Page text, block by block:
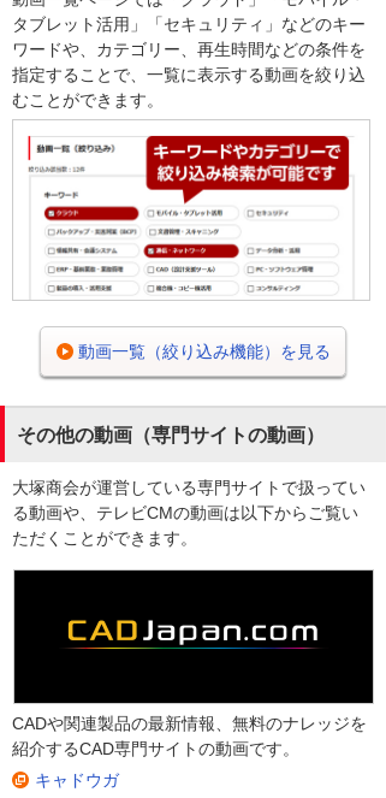
タブレット活用」「セキュリティ」などのキー
ワードや、カテゴリー、再生時間などの条件を
指定することで、一覧に表示する動画を絞り込
むことができます。
動画一覧（絞り込み機能）を見る
その他の動画（専門サイトの動画）
大塚商会が運営している専門サイトで扱ってい
る動画や、テレビCMの動画は以下からご覧い
ただくことができます。
CADや関連製品の最新情報、無料のナレッジを
紹介するCAD専門サイトの動画です。
キャドウガ